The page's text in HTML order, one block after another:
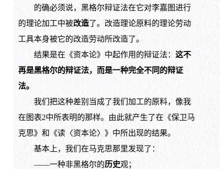
的确必须说，黑格尔辩证法在它对李嘉图进行
的理论加工中被改造了。改造理论原料的理论劳动
工具本身被它的改造劳动所改造了。
结果是在《资本论》中起作用的辩证法： 这不
再是黑格尔的辩证法，而是一种完全不同的辩证
法。
我们把这种差别当成了我们加工的原料，像我
在图表2中所表明的那样。由此就产生了在《保卫马
克思》和《读〈资本论〉》中所出现的结果。
基本上，我们在马克思那里发现了：
——一种非黑格尔的历史观；